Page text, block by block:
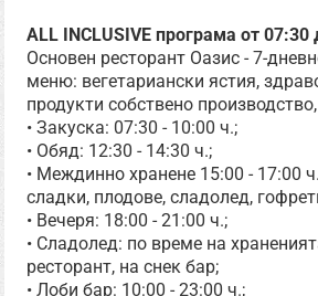
ALL INCLUSIVE програма от 07:30
Основен ресторант Оазис - 7-
меню: вегетариански ястия,
продукти собствено
• Закуска: 07:30 - 10:00 ч.;
• Обяд: 12:30 - 14:30 ч.;
• Междинно хранене 15:00 - 17:00
сладки, плодове, сладолед,
• Вечеря: 18:00 - 21:00 ч.;
• Сладолед: по време на
ресторант, на снек бар;
• Лоби бар: 10:00 - 23:00 ч.;